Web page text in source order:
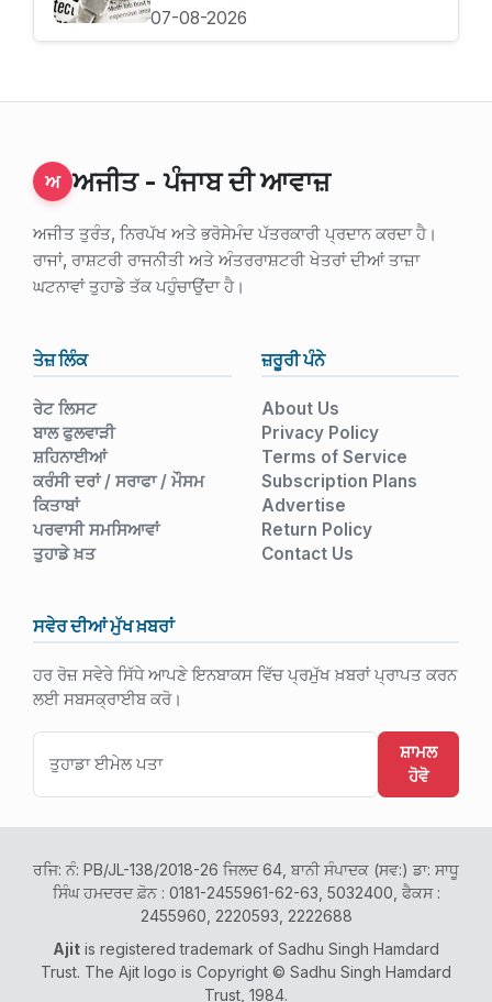
07-08-2026
ਅ ਅਜੀਤ - ਪੰਜਾਬ ਦੀ ਆਵਾਜ਼
ਅਜੀਤ ਤੁਰੰਤ, ਨਿਰਪੱਖ ਅਤੇ ਭਰੋਸੇਮੰਦ ਪੱਤਰਕਾਰੀ ਪ੍ਰਦਾਨ ਕਰਦਾ ਹੈ।
ਰਾਜਾਂ, ਰਾਸ਼ਟਰੀ ਰਾਜਨੀਤੀ ਅਤੇ ਅੰਤਰਰਾਸ਼ਟਰੀ ਖੇਤਰਾਂ ਦੀਆਂ ਤਾਜ਼ਾ
ਘਟਨਾਵਾਂ ਤੁਹਾਡੇ ਤੱਕ ਪਹੁੰਚਾਉਂਦਾ ਹੈ।
ਤੇਜ਼ ਲਿੰਕ
ਰੇਟ ਲਿਸਟ
ਬਾਲ ਫੁਲਵਾੜੀ
ਸ਼ਹਿਨਾਈਆਂ
ਕਰੰਸੀ ਦਰਾਂ / ਸਰਾਫਾ / ਮੌਸਮ
ਕਿਤਾਬਾਂ
ਪਰਵਾਸੀ ਸਮਸਿਆਵਾਂ
ਤੁਹਾਡੇ ਖ਼ਤ
ਜ਼ਰੂਰੀ ਪੰਨੇ
About Us
Privacy Policy
Terms of Service
Subscription Plans
Advertise
Return Policy
Contact Us
ਸਵੇਰ ਦੀਆਂ ਮੁੱਖ ਖ਼ਬਰਾਂ
ਹਰ ਰੋਜ਼ ਸਵੇਰੇ ਸਿੱਧੇ ਆਪਣੇ ਇਨਬਾਕਸ ਵਿੱਚ ਪ੍ਰਮੁੱਖ ਖ਼ਬਰਾਂ ਪ੍ਰਾਪਤ ਕਰਨ
ਲਈ ਸਬਸਕ੍ਰਾਈਬ ਕਰੋ।
ਸ਼ਾਮਲ
ਹੋਵੋ
ਰਜਿ: ਨੰ: PB/JL-138/2018-26 ਜਿਲਦ 64, ਬਾਨੀ ਸੰਪਾਦਕ (ਸਵ:) ਡਾ: ਸਾਧੂ
ਸਿੰਘ ਹਮਦਰਦ ਫ਼ੋਨ : 0181-2455961-62-63, 5032400, ਫੈਕਸ :
2455960, 2220593, 2222688
Ajit is registered trademark of Sadhu Singh Hamdard
Trust. The Ajit logo is Copyright © Sadhu Singh Hamdard
Trust, 1984.